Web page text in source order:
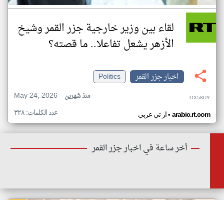
لقاء بين وزير خارجية جزر القمر وشيخ
الأزهر يشعل تفاعلا.. ما قصته؟
اخبار جزر القمر
Politics
May 24, 2026
منذ شهرين OX58UY
ار تي عربي• arabic.rt.com عدد الكلمات: ٣٢٨
أخر ساعة في اخبار جزر القمر